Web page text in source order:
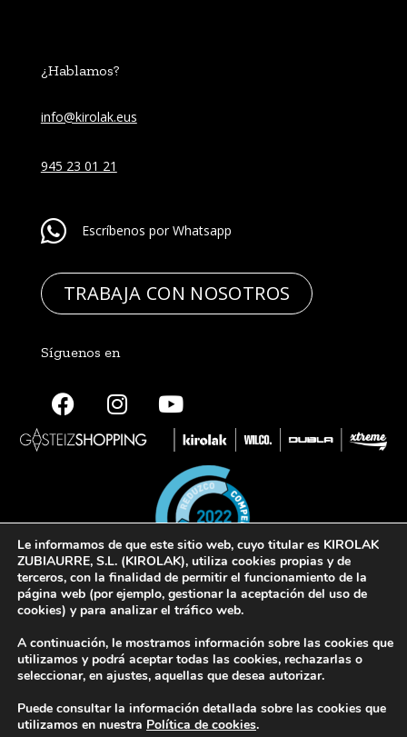
¿Hablamos?
info@kirolak.eus
945 23 01 21
Escríbenos por Whatsapp
TRABAJA CON NOSOTROS
Síguenos en
Aviso Legal Política de privacidad Política de cookies
Le informamos de que este sitio web, cuyo titular es KIROLAK
ZUBIAURRE, S.L. (KIROLAK), utiliza cookies propias y de
terceros, con la finalidad de permitir el funcionamiento de la
página web (por ejemplo, gestionar la aceptación del uso de
cookies) y para analizar el tráfico web.
A continuación, le mostramos información sobre las cookies que
utilizamos y podrá aceptar todas las cookies, rechazarlas o
seleccionar, en ajustes, aquellas que desea autorizar.
Puede consultar la información detallada sobre las cookies que
utilizamos en nuestra Política de cookies.